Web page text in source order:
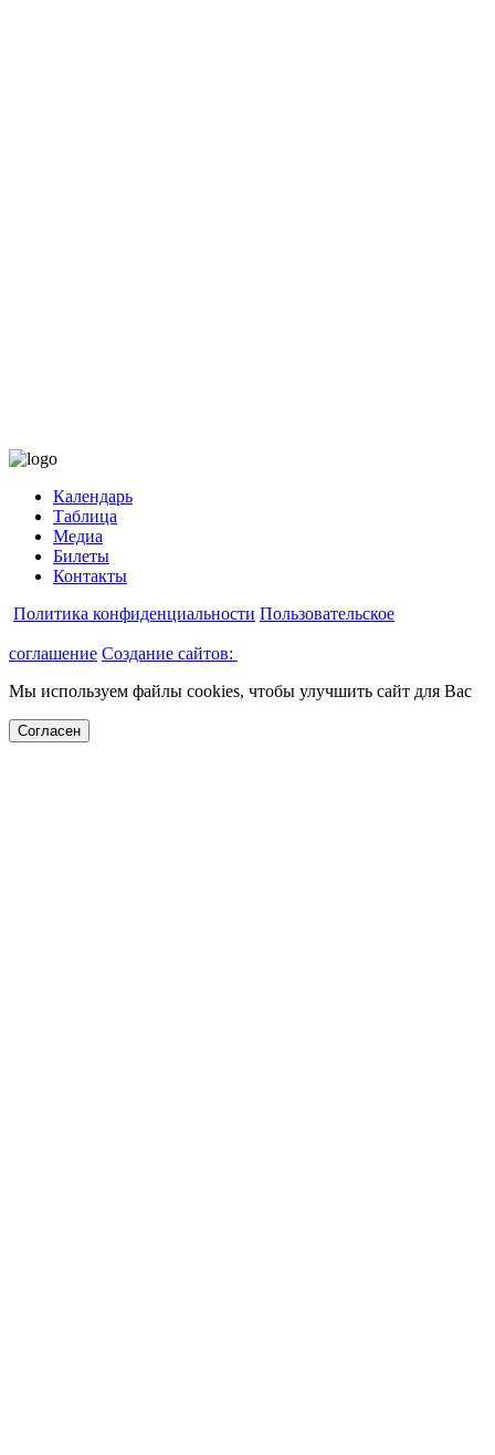
Календарь
Таблица
Медиа
Билеты
Контакты
Политика конфиденциальности Пользовательское
соглашение Создание сайтов:
Мы используем файлы cookies, чтобы улучшить сайт для Вас
Согласен